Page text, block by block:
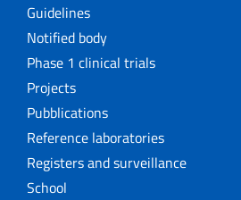
Guidelines
Notified body
Phase 1 clinical trials
Projects
Pubblications
Reference laboratories
Registers and surveillance
School